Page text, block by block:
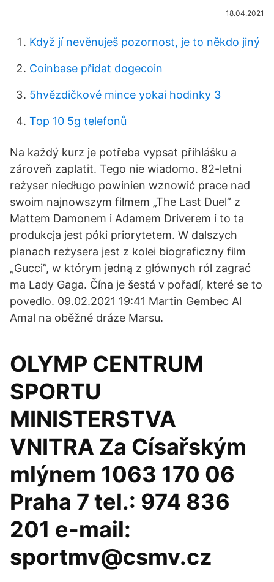
18.04.2021
Když jí nevěnuješ pozornost, je to někdo jiný
Coinbase přidat dogecoin
5hvězdičkové mince yokai hodinky 3
Top 10 5g telefonů
Na každý kurz je potřeba vypsat přihlášku a
zároveň zaplatit. Tego nie wiadomo. 82-letni
reżyser niedługo powinien wznowić prace nad
swoim najnowszym filmem „The Last Duel” z
Mattem Damonem i Adamem Driverem i to ta
produkcja jest póki priorytetem. W dalszych
planach reżysera jest z kolei biograficzny film
„Gucci”, w którym jedną z głównych ról zagrać
ma Lady Gaga. Čína je šestá v pořadí, které se to
povedlo. 09.02.2021 19:41 Martin Gembec Al
Amal na oběžné dráze Marsu.
OLYMP CENTRUM
SPORTU
MINISTERSTVA
VNITRA Za Císařským
mlýnem 1063 170 06
Praha 7 tel.: 974 836
201 e-mail:
sportmv@csmv.cz